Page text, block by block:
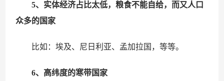
5、实体经济占比太低，粮食不能自给，而又人口
众多的国家
比如：埃及、尼日利亚、孟加拉国，等等。
6、高纬度的寒带国家